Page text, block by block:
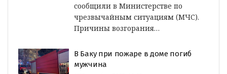
сообщили в Министерстве по
чрезвычайным ситуациям (МЧС).
Причины возгорания…
В Баку при пожаре в доме погиб
мужчина